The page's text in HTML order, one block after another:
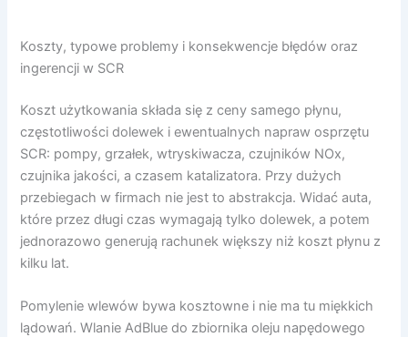
Koszty, typowe problemy i konsekwencje błędów oraz
ingerencji w SCR
Koszt użytkowania składa się z ceny samego płynu,
częstotliwości dolewek i ewentualnych napraw osprzętu
SCR: pompy, grzałek, wtryskiwacza, czujników NOx,
czujnika jakości, a czasem katalizatora. Przy dużych
przebiegach w firmach nie jest to abstrakcja. Widać auta,
które przez długi czas wymagają tylko dolewek, a potem
jednorazowo generują rachunek większy niż koszt płynu z
kilku lat.
Pomylenie wlewów bywa kosztowne i nie ma tu miękkich
lądowań. Wlanie AdBlue do zbiornika oleju napędowego